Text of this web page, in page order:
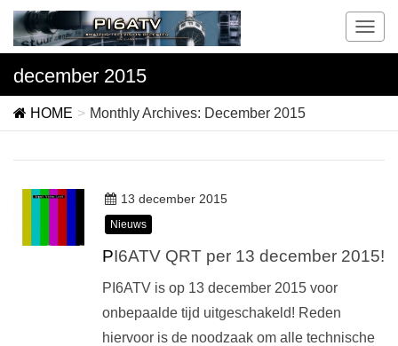
T
a
t
december 2015
HOME Monthly Archives: December 2015
13 december 2015
Nieuws
PI6ATV QRT per 13 december 2015!
PI6ATV is op 13 december 2015 voor
onbepaalde tijd uitgeschakeld! Reden
hiervoor is de noodzaak om alle technische